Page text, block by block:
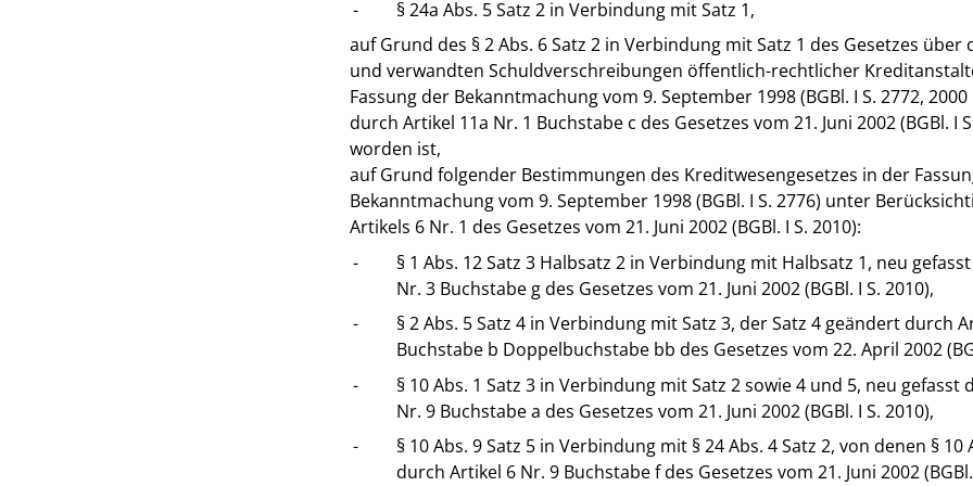
-
§ 24a Abs. 5 Satz 2 in Verbindung mit Satz 1,
auf Grund des § 2 Abs. 6 Satz 2 in Verbindung mit Satz 1 des Gesetzes über
und verwandten Schuldverschreibungen öffentlich-rechtlicher
Fassung der Bekanntmachung vom 9. September 1998 (BGBl. I S. 2772, 2000
durch Artikel 11a Nr. 1 Buchstabe c des Gesetzes vom 21. Juni 2002 (BGBl. I
worden ist,
auf Grund folgender Bestimmungen des Kreditwesengesetzes in der
Bekanntmachung vom 9. September 1998 (BGBl. I S. 2776) unter
Artikels 6 Nr. 1 des Gesetzes vom 21. Juni 2002 (BGBl. I S. 2010):
-
§ 1 Abs. 12 Satz 3 Halbsatz 2 in Verbindung mit Halbsatz 1, neu
Nr. 3 Buchstabe g des Gesetzes vom 21. Juni 2002 (BGBl. I S. 2010),
-
§ 2 Abs. 5 Satz 4 in Verbindung mit Satz 3, der Satz 4 geändert durch
Buchstabe b Doppelbuchstabe bb des Gesetzes vom 22. April 2002
-
§ 10 Abs. 1 Satz 3 in Verbindung mit Satz 2 sowie 4 und 5, neu gefasst
Nr. 9 Buchstabe a des Gesetzes vom 21. Juni 2002 (BGBl. I S. 2010),
-
§ 10 Abs. 9 Satz 5 in Verbindung mit § 24 Abs. 4 Satz 2, von denen § 10
durch Artikel 6 Nr. 9 Buchstabe f des Gesetzes vom 21. Juni 2002